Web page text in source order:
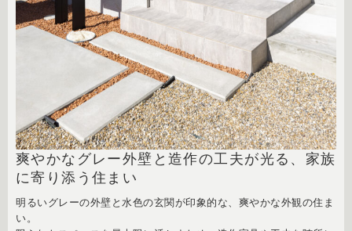
爽やかなグレー外壁と造作の工夫が光る、家族
に寄り添う住まい
明るいグレーの外壁と水色の玄関が印象的な、爽やかな外観の住ま
い。